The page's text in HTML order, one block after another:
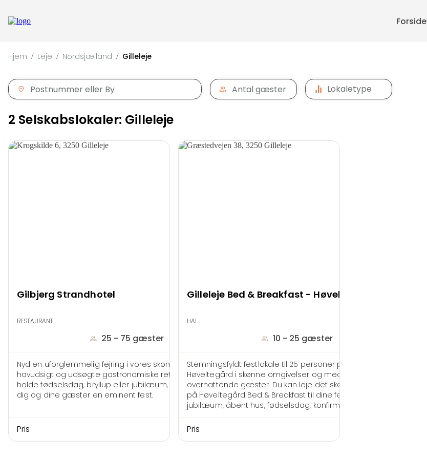
Forside
Hjem / Leje / Nordsjælland / Gilleleje
Lokaletype
2 Selskabslokaler: Gilleleje
Gilbjerg Strandhotel
RESTAURANT
25 - 75 gæster
Nyd en uforglemmelig fejring i vores skønne venue med
havudsigt og udsøgte gastronomiske retter. Om du skal
holde fødselsdag, bryllup eller jubilæum, er vi klar til at give
dig og dine gæster en eminent fest.
Pris fra
Gilleleje Bed & Breakfast - Høveltegård
HAL
10 - 25 gæster
Stemningsfyldt festlokale til 25 personer på slægtsgården
Høveltegård i skønne omgivelser og med plads til
overnattende gæster. Du kan leje det skønne fælleslokale
på Høveltegård Bed & Breakfast til dine fester - fx
jubilæum, åbent hus, fødselsdag, konfirmation og til alt
midddagsarrrangement. Du medbringer selv mad og
Historien Høveltegård er en slægtsgård der har
Pris